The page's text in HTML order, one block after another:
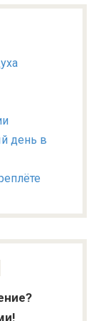
день в